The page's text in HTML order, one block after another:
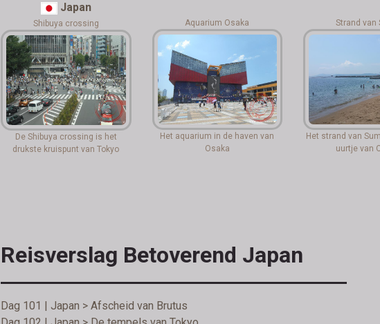
Japan
Shibuya crossing
De Shibuya crossing is het
drukste kruispunt van Tokyo
Aquarium Osaka
Het aquarium in de haven van
Osaka
Strand van
Het strand van
uurtje van
Reisverslag Betoverend Japan
Dag 101 | Japan > Afscheid van Brutus